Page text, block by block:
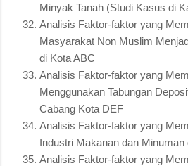
Minyak Tanah (Studi Kasus di
Analisis Faktor-faktor yang
Masyarakat Non Muslim
di Kota ABC
Analisis Faktor-faktor yang
Menggunakan Tabungan
Cabang Kota DEF
Analisis Faktor-faktor yang
Industri Makanan dan Minuman
Analisis Faktor-faktor yang